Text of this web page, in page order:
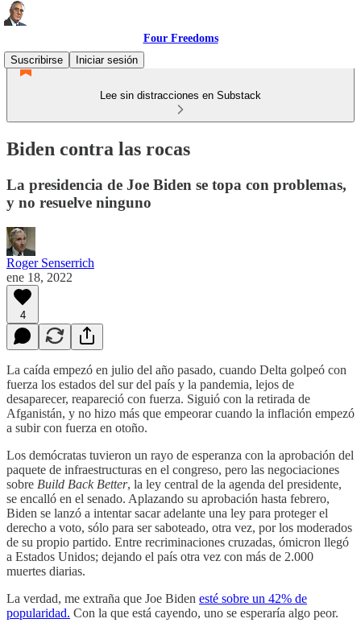
Four Freedoms
Suscribirse
Iniciar sesión
Lee sin distracciones en Substack
Biden contra las rocas
La presidencia de Joe Biden se topa con problemas,
y no resuelve ninguno
Roger Senserrich
ene 18, 2022
4
La caída empezó en julio del año pasado, cuando Delta golpeó con
fuerza los estados del sur del país y la pandemia, lejos de
desaparecer, reapareció con fuerza. Siguió con la retirada de
Afganistán, y no hizo más que empeorar cuando la inflación empezó
a subir con fuerza en otoño.
Los demócratas tuvieron un rayo de esperanza con la aprobación del
paquete de infraestructuras en el congreso, pero las negociaciones
sobre Build Back Better, la ley central de la agenda del presidente,
se encalló en el senado. Aplazando su aprobación hasta febrero,
Biden se lanzó a intentar sacar adelante una ley para proteger el
derecho a voto, sólo para ser saboteado, otra vez, por los moderados
de su propio partido. Entre recriminaciones cruzadas, ómicron llegó
a Estados Unidos; dejando el país otra vez con más de 2.000
muertes diarias.
La verdad, me extraña que Joe Biden esté sobre un 42% de
popularidad. Con la que está cayendo, uno se esperaría algo peor.